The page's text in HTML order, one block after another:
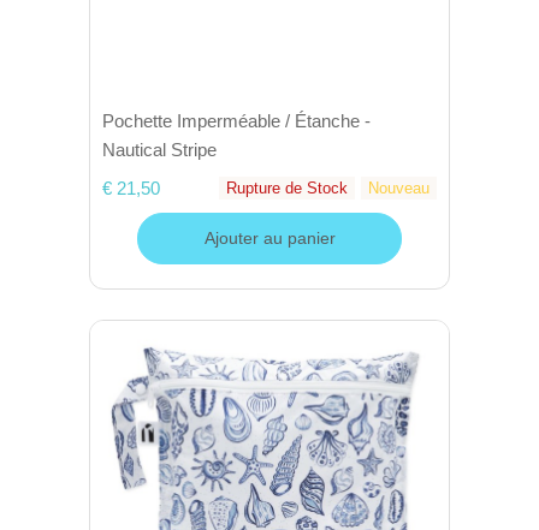
Pochette Imperméable / Étanche -
Nautical Stripe
€ 21,50
Rupture de Stock Nouveau
Ajouter au panier